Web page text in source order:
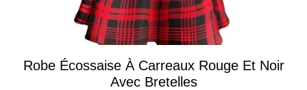
Robe Écossaise À Carreaux Rouge Et Noir
Avec Bretelles